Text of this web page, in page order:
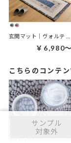
￥6,980～
こちらのコンテ
サンプル
対象外